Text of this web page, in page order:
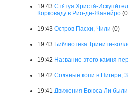
19:43 Ста́туя Христа́-
Корковаду в Рио-де-Жанейро
19:43 Остров Пасхи, Чили (0)
19:43 Библиотека Тринити-
19:42 Название этого камня
19:42 Соляные копи в Нигере,
19:41 Движения Брюса Ли были